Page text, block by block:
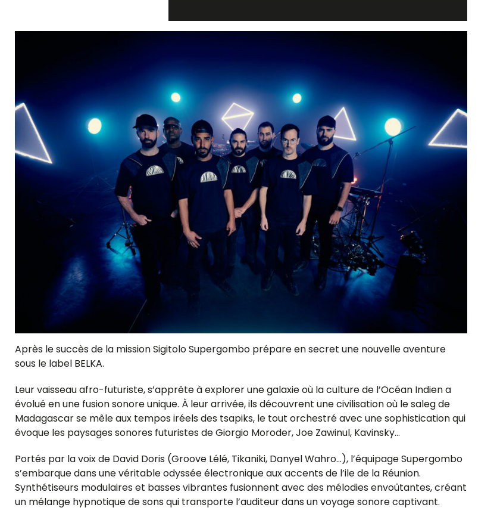
Après le succès de la mission Sigitolo Supergombo prépare en secret une nouvelle aventure
sous le label BELKA.
Leur vaisseau afro-futuriste, s’apprête à explorer une galaxie où la culture de l’Océan Indien a
évolué en une fusion sonore unique. À leur arrivée, ils découvrent une civilisation où le saleg de
Madagascar se mêle aux tempos iréels des tsapiks, le tout orchestré avec une sophistication qui
évoque les paysages sonores futuristes de Giorgio Moroder, Joe Zawinul, Kavinsky…
Portés par la voix de David Doris (Groove Lélé, Tikaniki, Danyel Wahro…), l’équipage Supergombo
s’embarque dans une véritable odyssée électronique aux accents de l’ile de la Réunion.
Synthétiseurs modulaires et basses vibrantes fusionnent avec des mélodies envoûtantes, créant
un mélange hypnotique de sons qui transporte l’auditeur dans un voyage sonore captivant.